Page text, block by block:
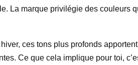
La marque privilégie des couleurs
ces tons plus profonds
Ce que cela implique pour toi,